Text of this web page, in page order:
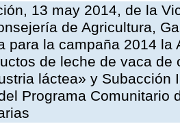
13 may 2014, de la
de Agricultura,
para la campaña 2014
de leche de vaca
láctea» y Subacción
Programa Comunitario